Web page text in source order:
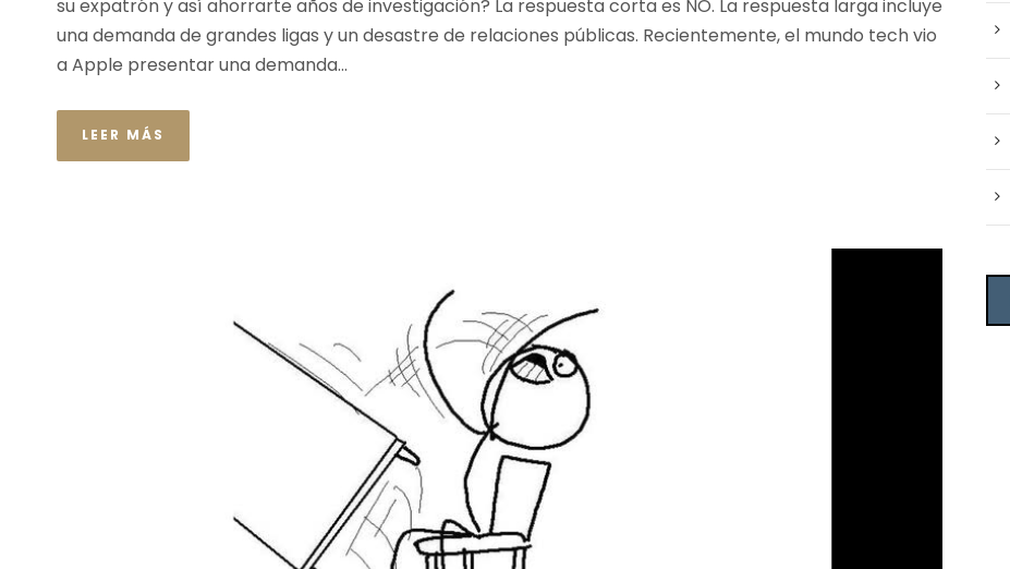
su expatrón y así ahorrarte años de investigación? La respuesta corta es NO. La respuesta larga incluye
una demanda de grandes ligas y un desastre de relaciones públicas. Recientemente, el mundo tech vio
a Apple presentar una demanda...
LEER MÁS